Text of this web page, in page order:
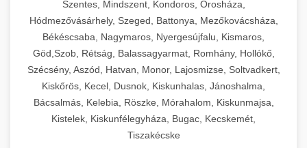
Szentes, Mindszent, Kondoros, Orosháza,
Hódmezővásárhely, Szeged, Battonya, Mezőkovácsháza,
Békéscsaba, Nagymaros, Nyergesújfalu, Kismaros,
Göd,Szob, Rétság, Balassagyarmat, Romhány, Hollókő,
Szécsény, Aszód, Hatvan, Monor, Lajosmizse, Soltvadkert,
Kiskőrös, Kecel, Dusnok, Kiskunhalas, Jánoshalma,
Bácsalmás, Kelebia, Röszke, Mórahalom, Kiskunmajsa,
Kistelek, Kiskunfélegyháza, Bugac, Kecskemét,
Tiszakécske